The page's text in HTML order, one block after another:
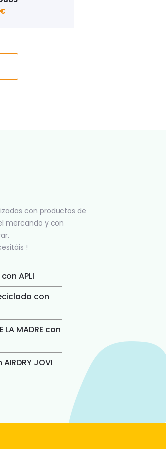
con productos de
mercando y con
!
APLI
con
LA MADRE con
JOVI